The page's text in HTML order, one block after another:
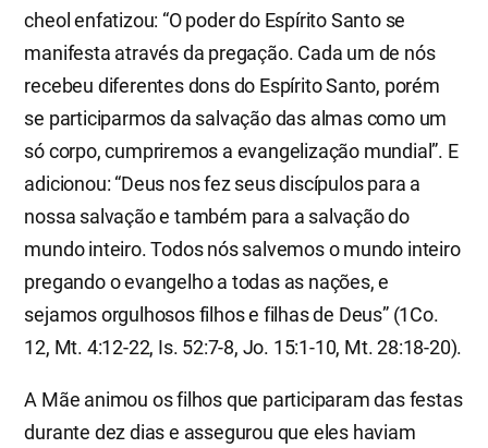
cheol enfatizou: “O poder do Espírito Santo se
manifesta através da pregação. Cada um de nós
recebeu diferentes dons do Espírito Santo, porém
se participarmos da salvação das almas como um
só corpo, cumpriremos a evangelização mundial”. E
adicionou: “Deus nos fez seus discípulos para a
nossa salvação e também para a salvação do
mundo inteiro. Todos nós salvemos o mundo inteiro
pregando o evangelho a todas as nações, e
sejamos orgulhosos filhos e filhas de Deus” (1Co.
12, Mt. 4:12-22, Is. 52:7-8, Jo. 15:1-10, Mt. 28:18-20).
A Mãe animou os filhos que participaram das festas
durante dez dias e assegurou que eles haviam